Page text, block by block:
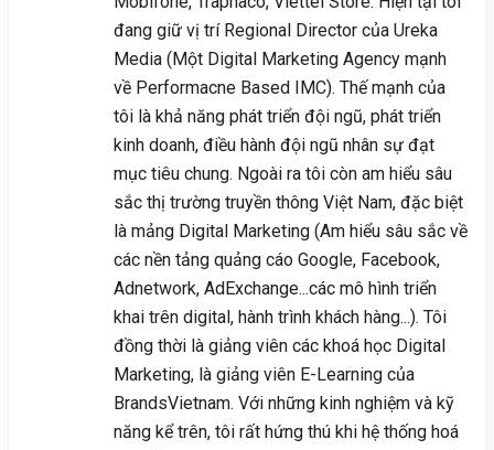
đang giữ vị trí Regional Director của Ureka
Media (Một Digital Marketing Agency mạnh
về Performacne Based IMC). Thế mạnh của
tôi là khả năng phát triển đội ngũ, phát triển
kinh doanh, điều hành đội ngũ nhân sự đạt
mục tiêu chung. Ngoài ra tôi còn am hiểu sâu
sắc thị trường truyền thông Việt Nam, đặc biệt
là mảng Digital Marketing (Am hiểu sâu sắc về
các nền tảng quảng cáo Google, Facebook,
Adnetwork, AdExchange...các mô hình triển
khai trên digital, hành trình khách hàng...). Tôi
đồng thời là giảng viên các khoá học Digital
Marketing, là giảng viên E-Learning của
BrandsVietnam. Với những kinh nghiệm và kỹ
năng kể trên, tôi rất hứng thú khi hệ thống hoá